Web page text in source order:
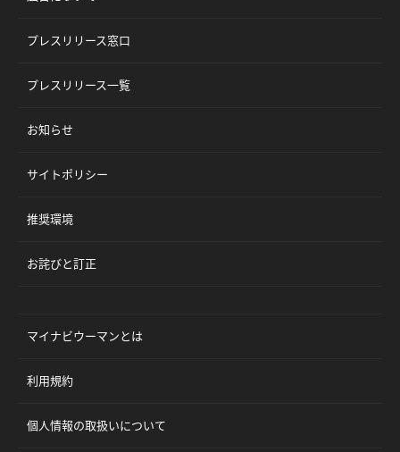
プレスリリース窓口
プレスリリース一覧
お知らせ
サイトポリシー
推奨環境
お詫びと訂正
マイナビウーマンとは
利用規約
個人情報の取扱いについて